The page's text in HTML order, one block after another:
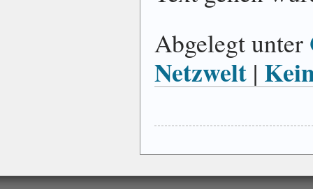
Abgelegt unter
Netzwelt |